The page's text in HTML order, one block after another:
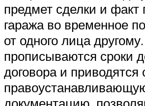
предмет сделки и факт
гаража во временное
от одного лица
прописываются сроки
договора и приводятся